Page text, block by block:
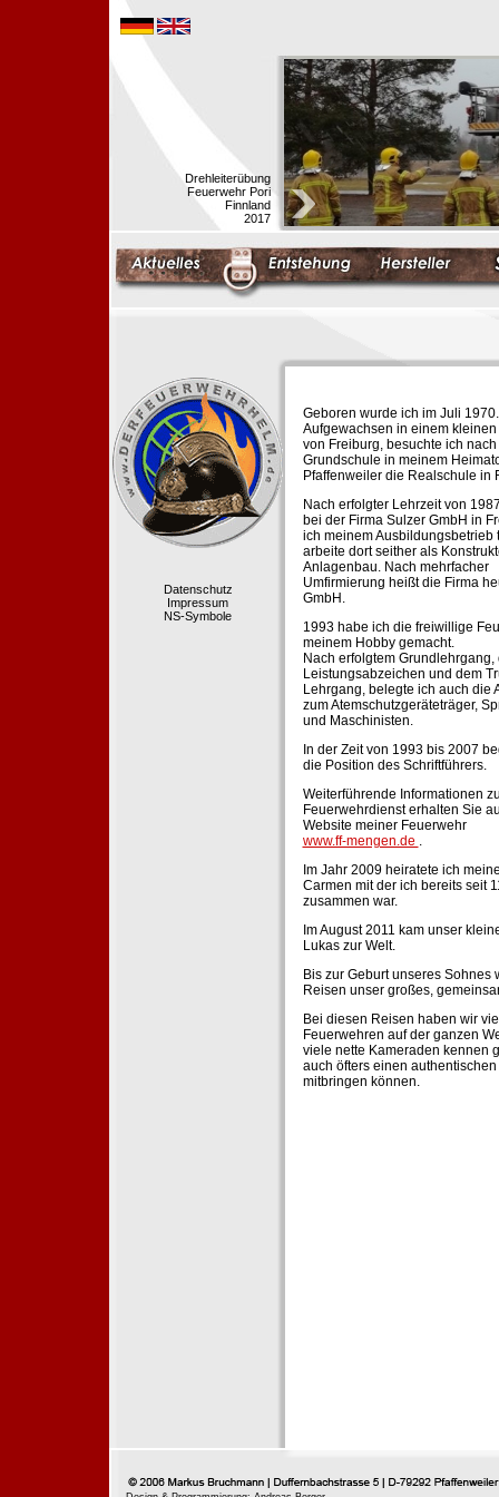
Drehleiterübung
Feuerwehr Pori
Finnland
2017
Datenschutz
Impressum
NS-Symbole
Geboren wurde ich im Juli 1970.
Aufgewachsen in einem kleinen
von Freiburg, besuchte ich nach
Grundschule in meinem
Pfaffenweiler die Realschule in
Nach erfolgter Lehrzeit von
bei der Firma Sulzer GmbH in
ich meinem Ausbildungsbetrieb
arbeite dort seither als
Anlagenbau. Nach mehrfacher
Umfirmierung heißt die Firma
GmbH.
1993 habe ich die freiwillige
meinem Hobby gemacht.
Nach erfolgtem Grundlehrgang,
Leistungsabzeichen und dem
Lehrgang, belegte ich auch die
zum Atemschutzgeräteträger,
und Maschinisten.
In der Zeit von 1993 bis 2007
die Position des Schriftführers.
Weiterführende Informationen
Feuerwehrdienst erhalten Sie
Website meiner Feuerwehr
www.ff-mengen.de .
Im Jahr 2009 heiratete ich
Carmen mit der ich bereits seit
zusammen war.
Im August 2011 kam unser
Lukas zur Welt.
Bis zur Geburt unseres Sohnes
Reisen unser großes,
Bei diesen Reisen haben wir
Feuerwehren auf der ganzen
viele nette Kameraden kennen
auch öfters einen
mitbringen können.